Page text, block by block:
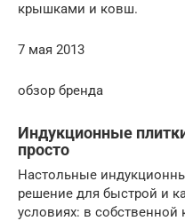
крышками и ковш.
7 мая 2013
обзор бренда
Индукционные
просто
Настольные
решение для быстрой и
условиях: в собственной